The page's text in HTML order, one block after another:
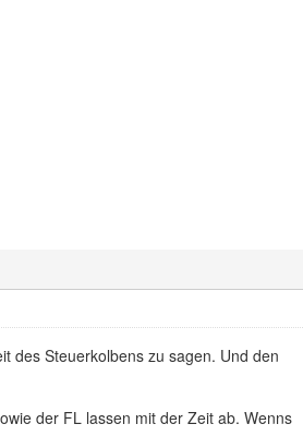
des Steuerkolbens zu sagen. Und den
der FL lassen mit der Zeit ab. Wenns